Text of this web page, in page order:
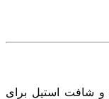
مسی و شافت استیل برای